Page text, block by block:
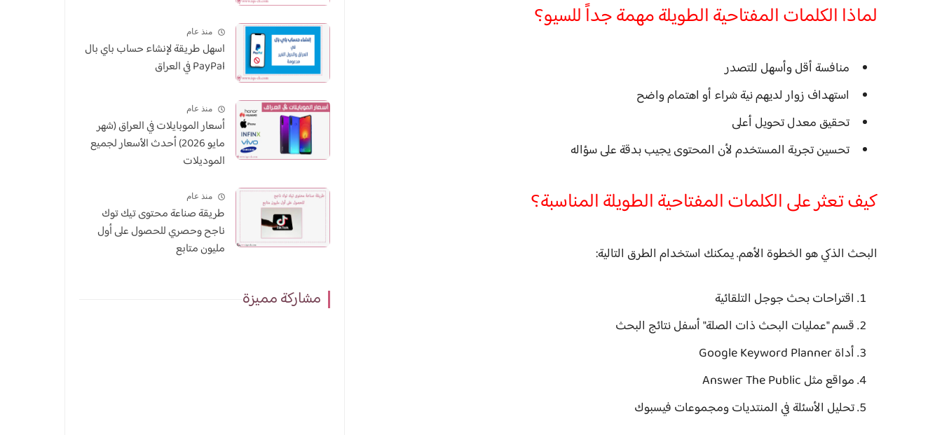
لماذا الكلمات المفتاحية الطويلة مهمة جداً للسيو؟
منافسة أقل وأسهل للتصدر
استهداف زوار لديهم نية شراء أو اهتمام واضح
تحقيق معدل تحويل أعلى
تحسين تجربة المستخدم لأن المحتوى يجيب بدقة على سؤاله
كيف تعثر على الكلمات المفتاحية الطويلة المناسبة؟
البحث الذكي هو الخطوة الأهم. يمكنك استخدام الطرق التالية:
اقتراحات بحث جوجل التلقائية
قسم "عمليات البحث ذات الصلة" أسفل نتائج البحث
أداة Google Keyword Planner
مواقع مثل Answer The Public
تحليل الأسئلة في المنتديات ومجموعات فيسبوك
منذ عام
اسهل طريقة لإنشاء حساب باي بال
PayPal في العراق
منذ عام
أسعار الموبايلات في العراق (شهر
مايو 2026) أحدث الأسعار لجميع
الموديلات
منذ عام
طريقة صناعة محتوى تيك توك
ناجح وحصري للحصول على أول
مليون متابع
مشاركة مميزة